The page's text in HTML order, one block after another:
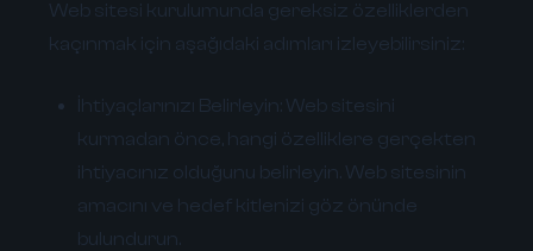
Web sitesi kurulumunda gereksiz özelliklerden
kaçınmak için aşağıdaki adımları izleyebilirsiniz:
İhtiyaçlarınızı Belirleyin: Web sitesini
kurmadan önce, hangi özelliklere gerçekten
ihtiyacınız olduğunu belirleyin. Web sitesinin
amacını ve hedef kitlenizi göz önünde
bulundurun.